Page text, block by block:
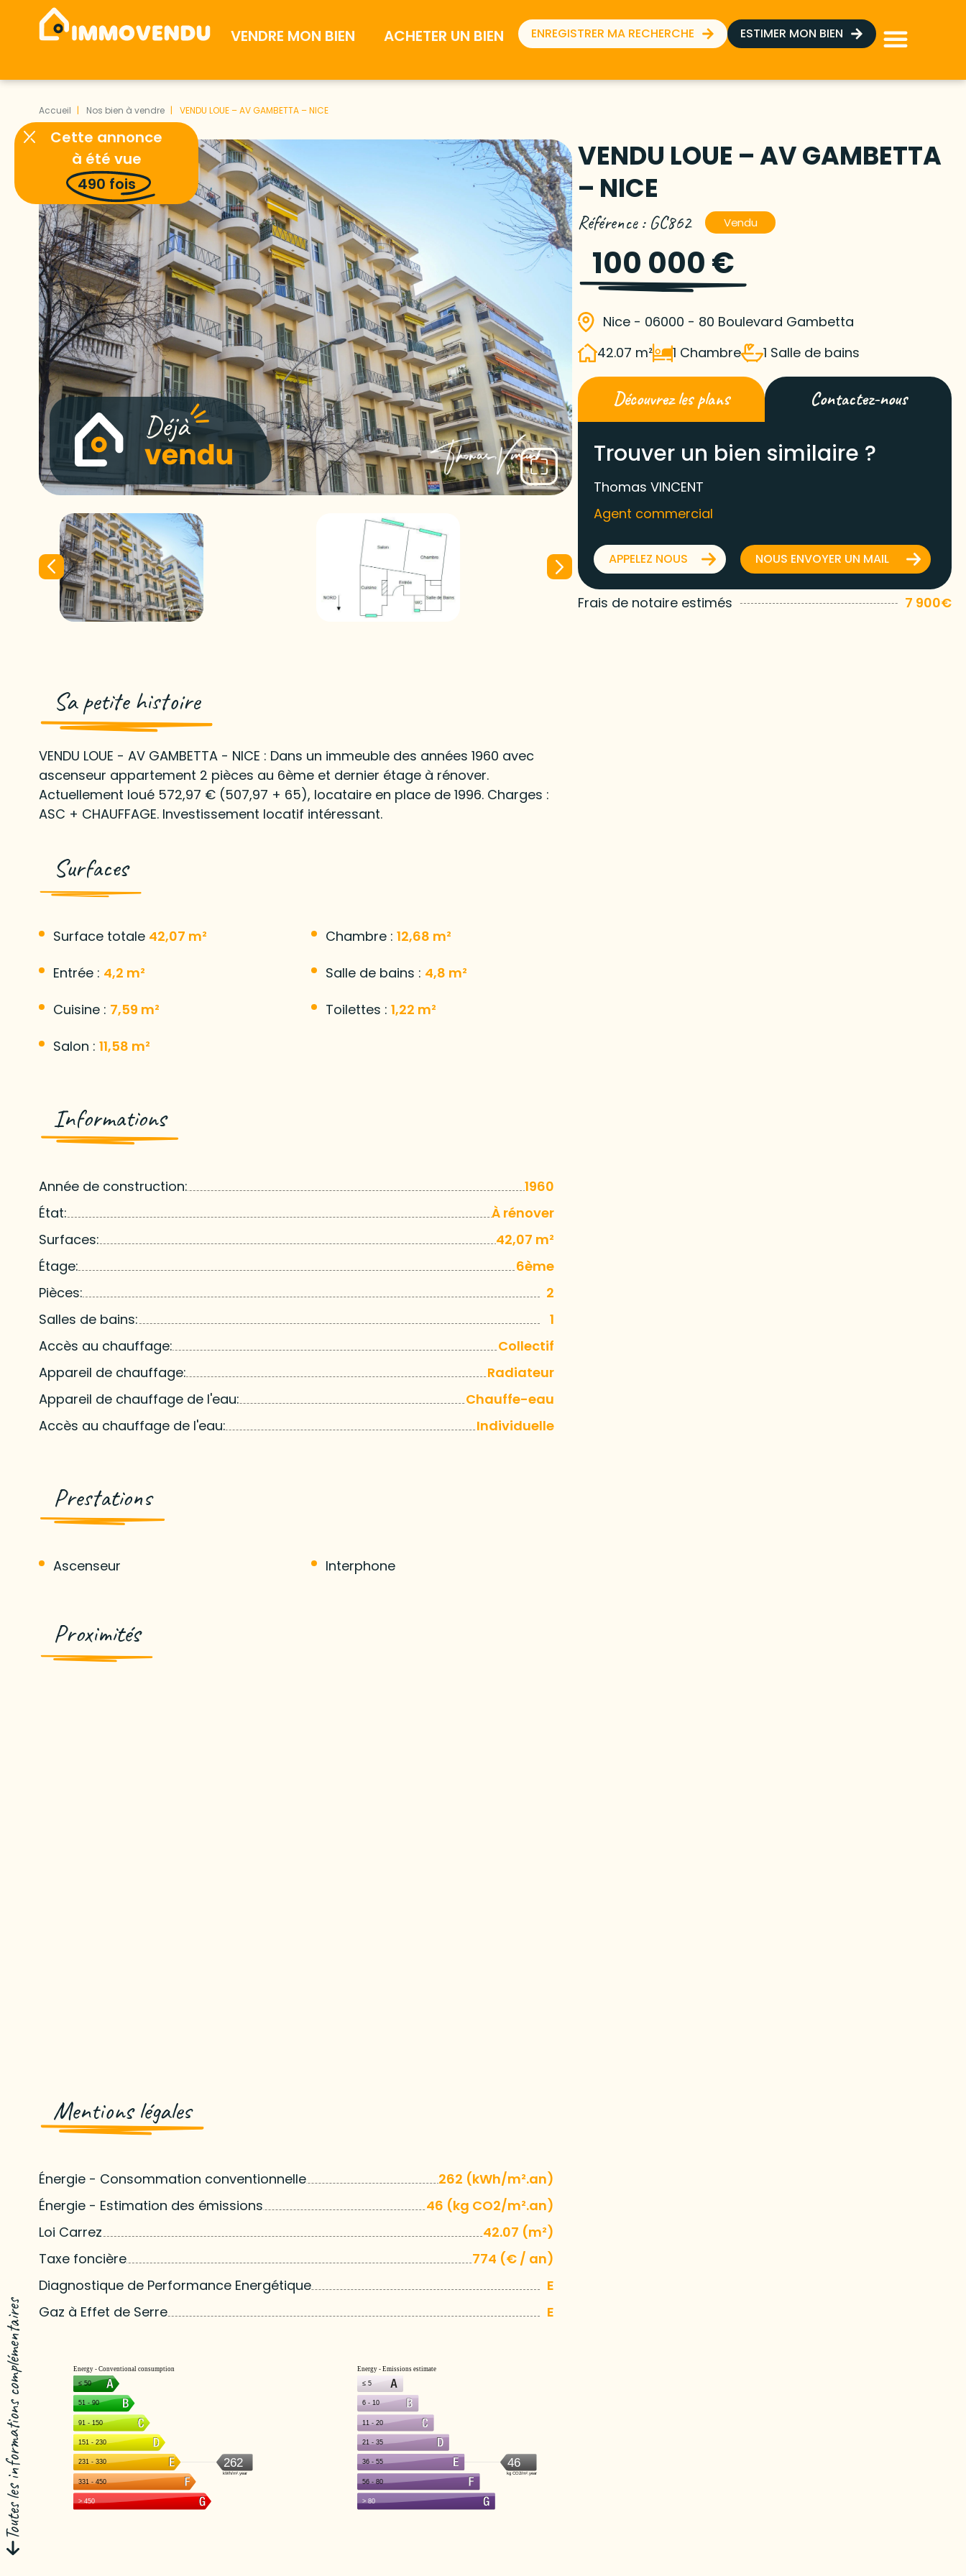
VENDRE MON BIEN ACHETER UN BIEN ENREGISTRER MA RECHERCHE ESTIMER MON BIEN
Accueil Nos bien à vendre VENDU LOUE – AV GAMBETTA – NICE
Toutes les informations complémentaires
VENDU LOUE – AV GAMBETTA
– NICE
Référence : GC862 Vendu
100 000 €
Nice - 06000 - 80 Boulevard Gambetta
42.07 m²
1 Chambre 1 Salle de bains
Découvrez les plans Contactez-nous
Trouver un bien similaire ?
Thomas VINCENT
Agent commercial
APPELEZ NOUS NOUS ENVOYER UN MAIL
Frais de notaire estimés 7 900€
Sa petite histoire
VENDU LOUE - AV GAMBETTA - NICE : Dans un immeuble des années 1960 avec
ascenseur appartement 2 pièces au 6ème et dernier étage à rénover.
Actuellement loué 572,97 € (507,97 + 65), locataire en place de 1996. Charges :
ASC + CHAUFFAGE. Investissement locatif intéressant.
Surfaces
Surface totale 42,07 m²
Entrée : 4,2 m²
Cuisine : 7,59 m²
Salon : 11,58 m²
Chambre : 12,68 m²
Salle de bains : 4,8 m²
Toilettes : 1,22 m²
Informations
Année de construction:
1960
État:
À rénover
Surfaces:
42,07 m²
Étage:
6ème
Pièces:
2
Salles de bains:
1
Accès au chauffage:
Collectif
Appareil de chauffage:
Radiateur
Appareil de chauffage de l'eau:
Chauffe-eau
Accès au chauffage de l'eau:
Individuelle
Prestations
Ascenseur Interphone
Proximités
Mentions légales
Énergie - Consommation conventionnelle
262 (kWh/m².an)
Énergie - Estimation des émissions
46 (kg CO2/m².an)
Loi Carrez
42.07 (m²)
Taxe foncière
774 (€ / an)
Diagnostique de Performance Energétique
E
Gaz à Effet de Serre
E
Cette annonce
à été vue
490 fois